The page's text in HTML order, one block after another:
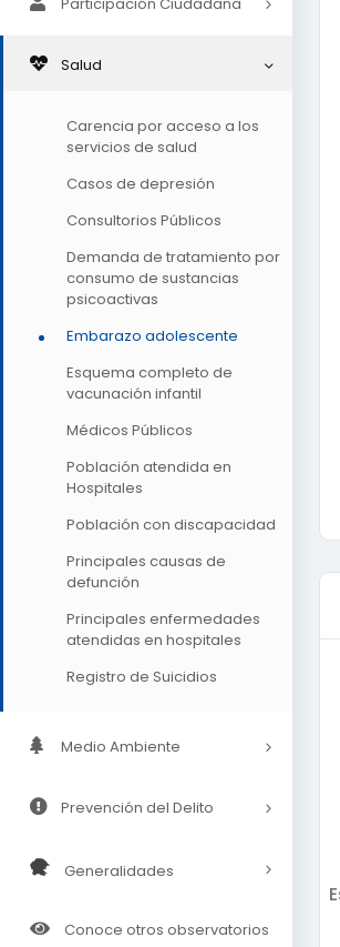
Salud
Carencia por acceso a los
servicios de salud
Casos de depresión
Consultorios Públicos
Demanda de tratamiento por
consumo de sustancias
psicoactivas
Embarazo adolescente
Esquema completo de
vacunación infantil
Médicos Públicos
Población atendida en
Hospitales
Población con discapacidad
Principales causas de
defunción
Principales enfermedades
atendidas en hospitales
Registro de Suicidios
Medio Ambiente
Prevención del Delito
Generalidades
Conoce otros observatorios